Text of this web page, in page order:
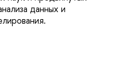
данных и